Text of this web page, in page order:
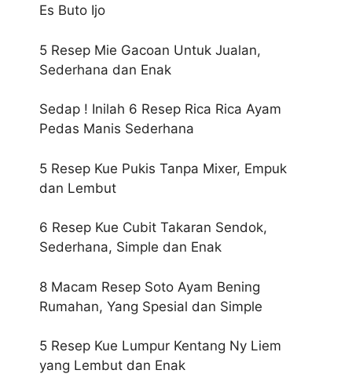
Es Buto Ijo
5 Resep Mie Gacoan Untuk Jualan,
Sederhana dan Enak
Sedap ! Inilah 6 Resep Rica Rica Ayam
Pedas Manis Sederhana
5 Resep Kue Pukis Tanpa Mixer, Empuk
dan Lembut
6 Resep Kue Cubit Takaran Sendok,
Sederhana, Simple dan Enak
8 Macam Resep Soto Ayam Bening
Rumahan, Yang Spesial dan Simple
5 Resep Kue Lumpur Kentang Ny Liem
yang Lembut dan Enak